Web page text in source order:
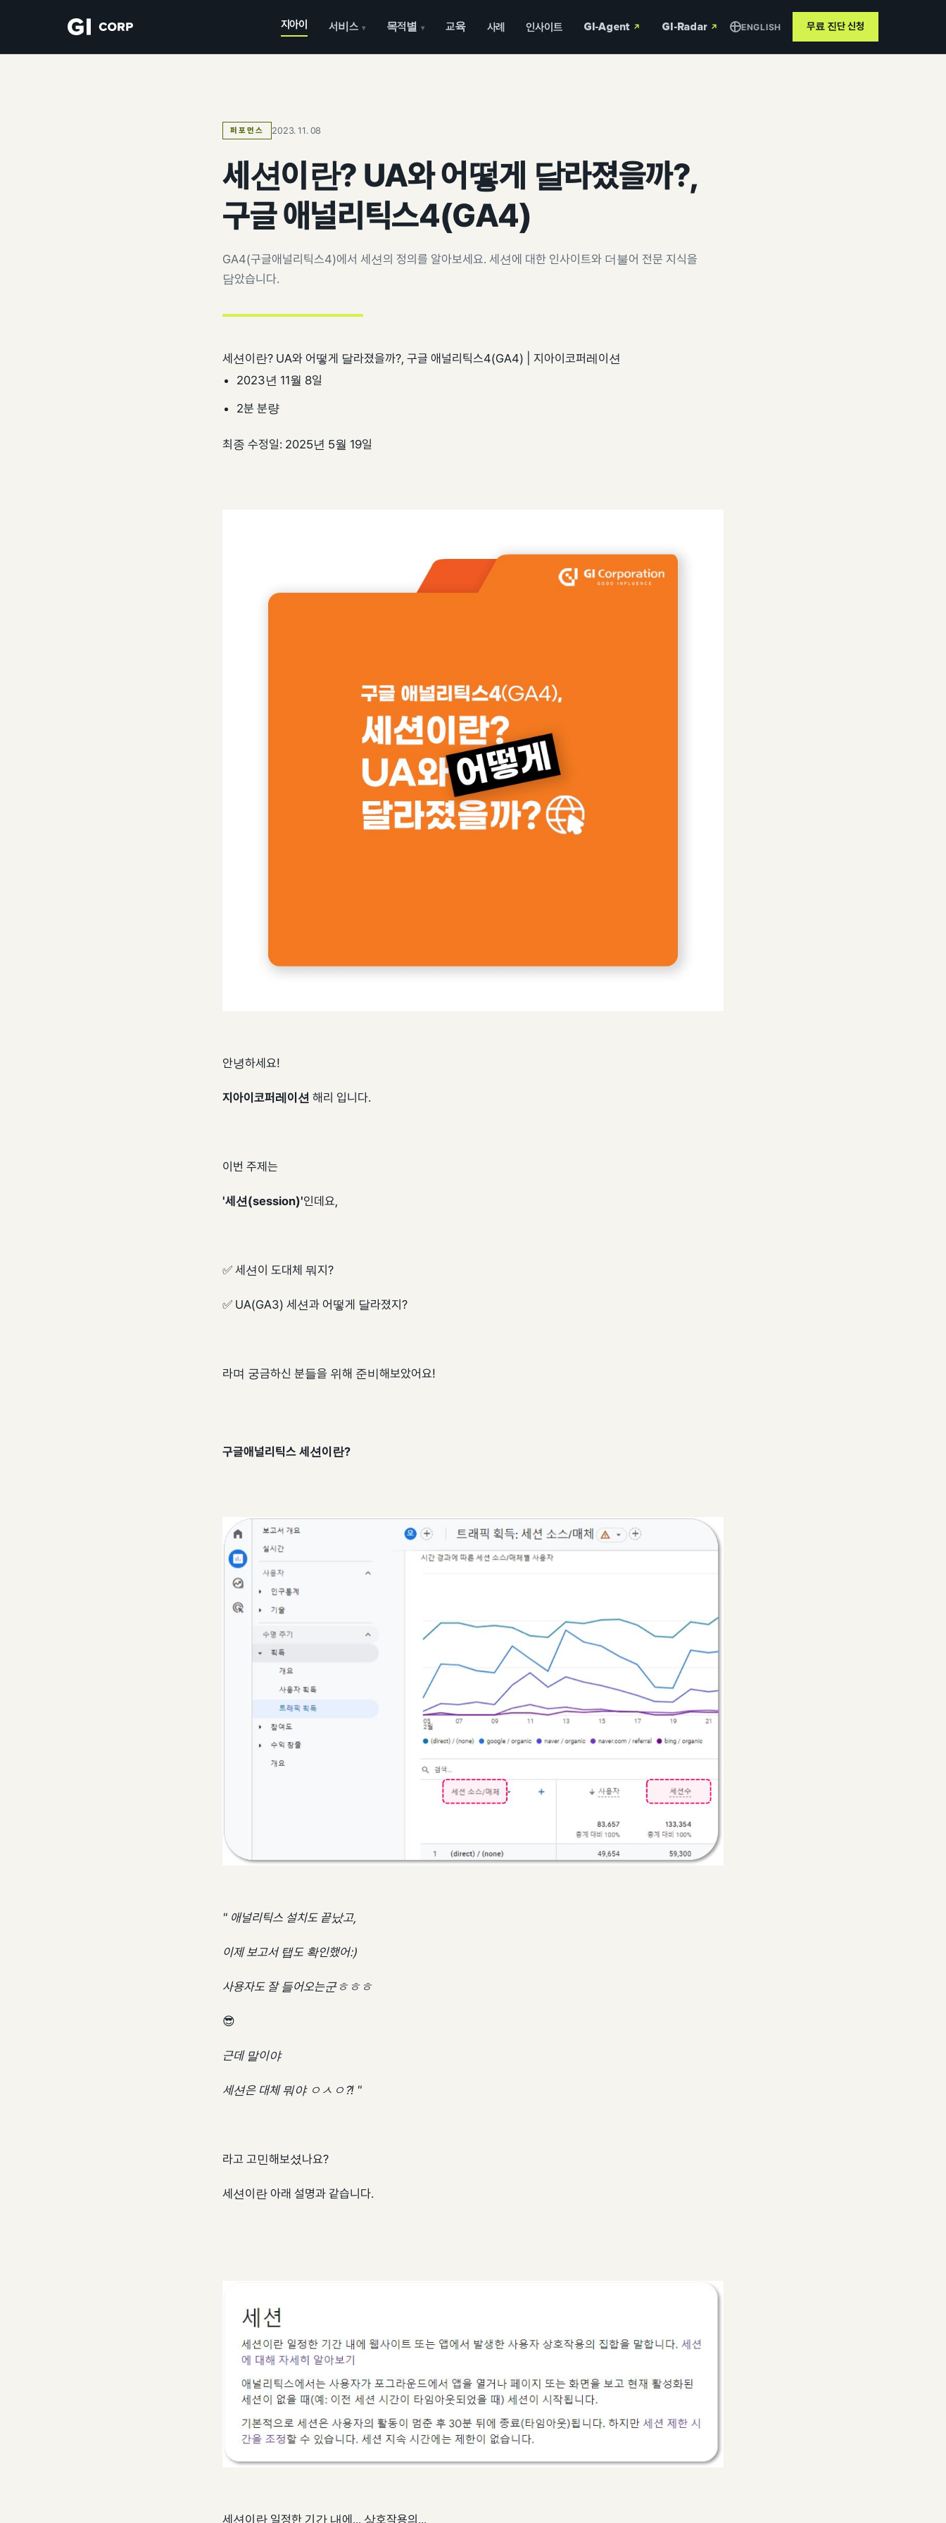
지아이 서비스 ▾ 목적별 ▾ 교육 사례 인사이트 GI-Agent ↗ GI-Radar ↗ ENGLISH 무료 진단신청
퍼포먼스 2023. 11. 08
세션이란? UA와 어떻게 달라졌을까?,
구글 애널리틱스4(GA4)
GA4(구글애널리틱스4)에서 세션의 정의를 알아보세요. 세션에 대한 인사이트와 더불어 전문 지식을
담았습니다.
세션이란? UA와 어떻게 달라졌을까?, 구글 애널리틱스4(GA4) | 지아이코퍼레이션
2023년 11월 8일
2분 분량
최종 수정일: 2025년 5월 19일
안녕하세요!
지아이코퍼레이션 해리 입니다.
이번 주제는
'세션(session)'인데요,
✅ 세션이 도대체 뭐지?
✅ UA(GA3) 세션과 어떻게 달라졌지?
라며 궁금하신 분들을 위해 준비해보았어요!
구글애널리틱스 세션이란?
" 애널리틱스 설치도 끝났고,
이제 보고서 탭도 확인했어:)
사용자도 잘 들어오는군ㅎㅎㅎ
😎
근데 말이야
세션은 대체 뭐야 ㅇㅅㅇ?! "
라고 고민해보셨나요?
세션이란 아래 설명과 같습니다.
세션이란 일정한 기간 내에... 상호작용의...